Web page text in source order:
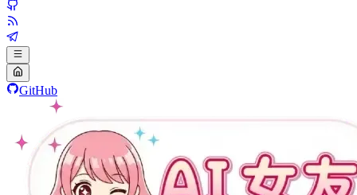
GitHub